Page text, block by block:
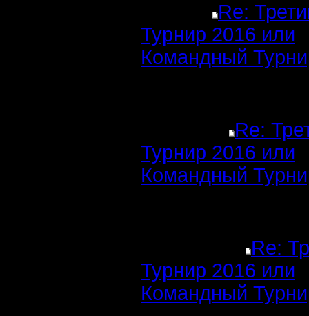
Re:
Турнир 2016 или
Командный
Re:
Турнир 2016 или
Командный
Re:
Турнир 2016 или
Командный